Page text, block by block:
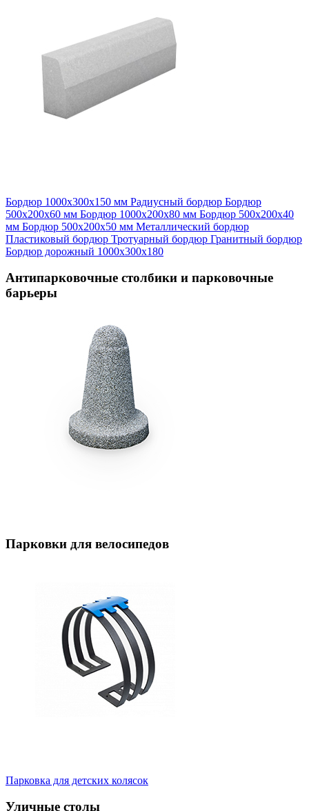
Бордюр 1000х300х150 мм Радиусный бордюр Бордюр
500х200х60 мм Бордюр 1000х200х80 мм Бордюр 500х200х40
мм Бордюр 500х200х50 мм Металлический бордюр
Пластиковый бордюр Тротуарный бордюр Гранитный бордюр
Бордюр дорожный 1000х300х180
Антипарковочные столбики и парковочные
барьеры
Парковки для велосипедов
Парковка для детских колясок
Уличные столы